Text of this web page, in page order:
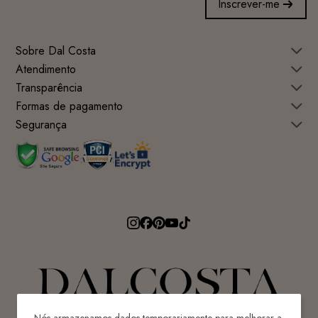
Inscrever-me
Sobre Dal Costa
Atendimento
Transparência
Formas de pagamento
Segurança